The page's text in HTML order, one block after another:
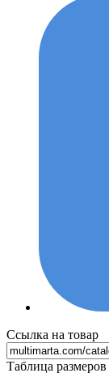
Ссылка на товар
Таблица размеров